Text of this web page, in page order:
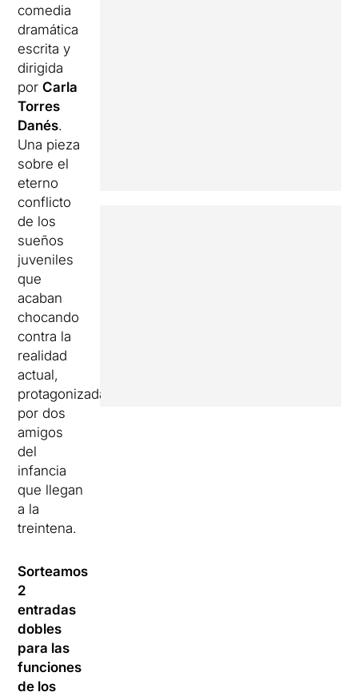
comedia
dramática
escrita y
dirigida
porCarla
Torres
Danés.
Una pieza
sobre el
eterno
conflicto
de los
sueños
juveniles
que
acaban
chocando
contra la
realidad
actual,
protagonizada
por dos
amigos
del
infancia
que llegan
a la
treintena.
Sorteamos
2
entradas
dobles
para las
funciones
de los